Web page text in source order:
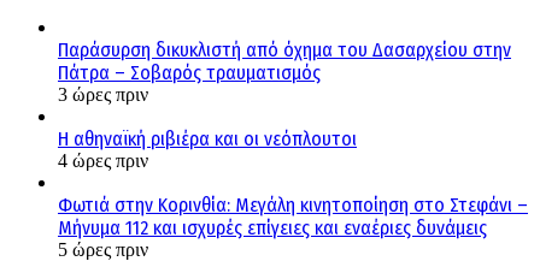
Παράσυρση δικυκλιστή από όχημα του Δασαρχείου στην
Πάτρα – Σοβαρός τραυματισμός
3 ώρες πριν
Η αθηναϊκή ριβιέρα και οι νεόπλουτοι
4 ώρες πριν
Φωτιά στην Κορινθία: Μεγάλη κινητοποίηση στο Στεφάνι –
Μήνυμα 112 και ισχυρές επίγειες και εναέριες δυνάμεις
5 ώρες πριν